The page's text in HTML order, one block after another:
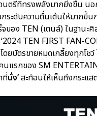
นตรีที่ทรงพลังมากยิ่งขึ้น นอ
กระดับความตื่นเต้นให้มากขึ้
จของ TEN (เตนล์) ในฐาน
TEN FIRST FAN-
โดยบัตรขายหมดเกลี้ยงทุกโ
นแรกของ SM
ที่นั่ง’สะท้อนให้เห็นถึงกระแ